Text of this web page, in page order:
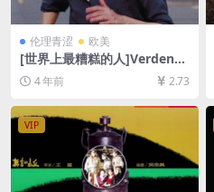
伦理青涩 欧美
[世界上最糟糕的人]Verdens
verste menneske (2021)[百
度网盘+迅雷云盘资源1080P
超清未删减][MP4/8GB][中英
字幕]
4 年前 2.73
VIP